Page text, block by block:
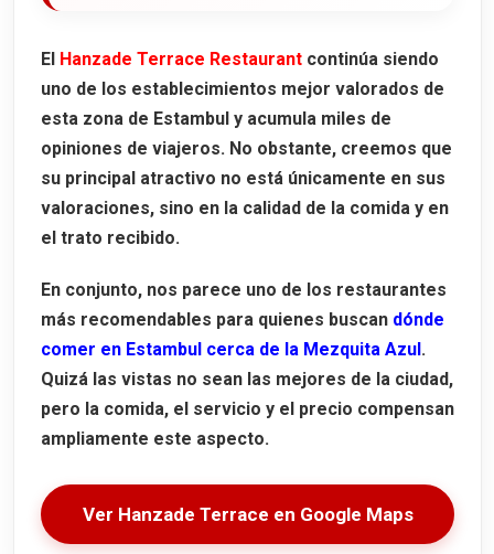
El Hanzade Terrace Restaurant continúa siendo
uno de los establecimientos mejor valorados de
esta zona de Estambul y acumula miles de
opiniones de viajeros. No obstante, creemos que
su principal atractivo no está únicamente en sus
valoraciones, sino en la calidad de la comida y en
el trato recibido.
En conjunto, nos parece uno de los restaurantes
más recomendables para quienes buscan dónde
comer en Estambul cerca de la Mezquita Azul.
Quizá las vistas no sean las mejores de la ciudad,
pero la comida, el servicio y el precio compensan
ampliamente este aspecto.
Ver Hanzade Terrace en Google Maps